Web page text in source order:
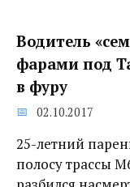
Водитель
фарами под
в фуру
02.10.2017
25-летний
полосу трассы